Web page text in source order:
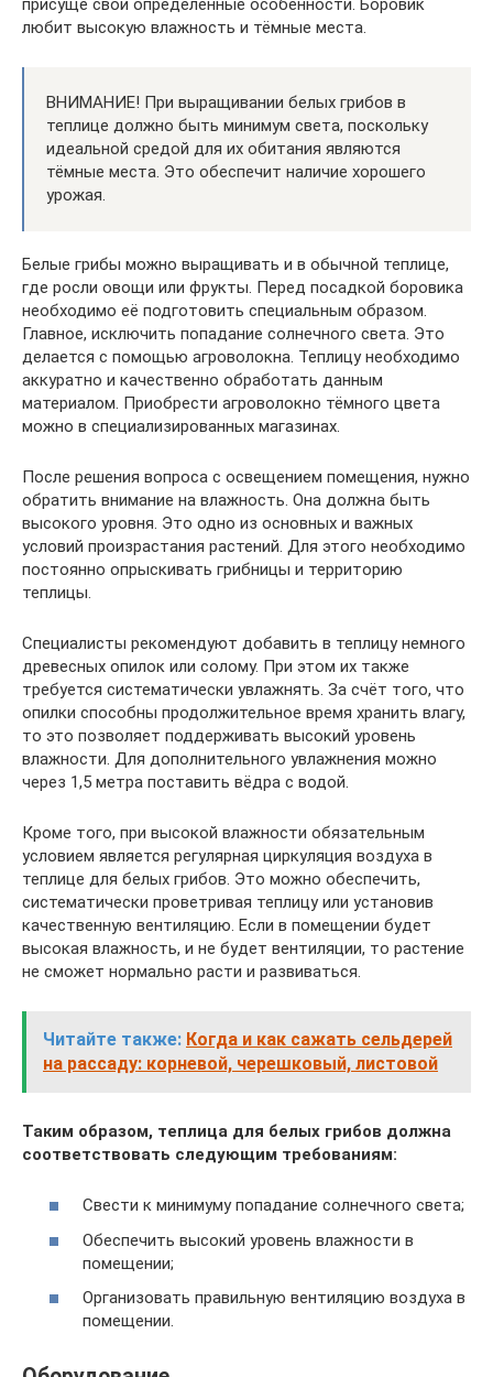
любит высокую влажность и тёмные места.
ВНИМАНИЕ! При выращивании белых грибов в
теплице должно быть минимум света, поскольку
идеальной средой для их обитания являются
тёмные места. Это обеспечит наличие хорошего
урожая.
Белые грибы можно выращивать и в обычной теплице,
где росли овощи или фрукты. Перед посадкой боровика
необходимо её подготовить специальным образом.
Главное, исключить попадание солнечного света. Это
делается с помощью агроволокна. Теплицу необходимо
аккуратно и качественно обработать данным
материалом. Приобрести агроволокно тёмного цвета
можно в специализированных магазинах.
После решения вопроса с освещением помещения, нужно
обратить внимание на влажность. Она должна быть
высокого уровня. Это одно из основных и важных
условий произрастания растений. Для этого необходимо
постоянно опрыскивать грибницы и территорию
теплицы.
Специалисты рекомендуют добавить в теплицу немного
древесных опилок или солому. При этом их также
требуется систематически увлажнять. За счёт того, что
опилки способны продолжительное время хранить влагу,
то это позволяет поддерживать высокий уровень
влажности. Для дополнительного увлажнения можно
через 1,5 метра поставить вёдра с водой.
Кроме того, при высокой влажности обязательным
условием является регулярная циркуляция воздуха в
теплице для белых грибов. Это можно обеспечить,
систематически проветривая теплицу или установив
качественную вентиляцию. Если в помещении будет
высокая влажность, и не будет вентиляции, то растение
не сможет нормально расти и развиваться.
Читайте также: Когда и как сажать сельдерей
на рассаду: корневой, черешковый, листовой
Таким образом, теплица для белых грибов должна
соответствовать следующим требованиям:
Свести к минимуму попадание солнечного света;
Обеспечить высокий уровень влажности в
помещении;
Организовать правильную вентиляцию воздуха в
помещении.